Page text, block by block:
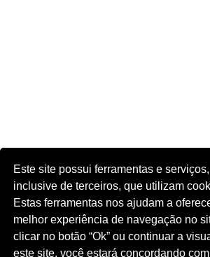
Este site possui ferramentas e serviços,
inclusive de terceiros, que utilizam
Estas ferramentas nos ajudam a
melhor experiência de navegação no
clicar no botão “Ok” ou continuar a
este site, você estará concordando